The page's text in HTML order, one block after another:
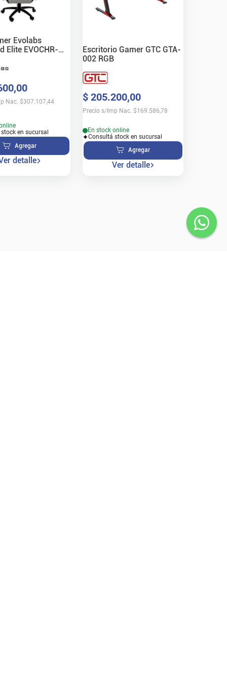
Evolabs
Elite EVOCHR-
,00
Nac. $307.107,44
en sucursal
Agregar
detalle
Escritorio Gamer GTC GTA-
002 RGB
$ 205.200,00
Precio s/Imp Nac. $169.586,78
En stock online
Consultá stock en sucursal
Agregar
Ver detalle